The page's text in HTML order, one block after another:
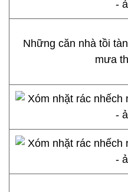
Những căn nhà tồi
mưa